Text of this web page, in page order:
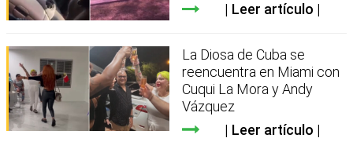
Leer artículo
La Diosa de Cuba se
reencuentra en Miami con
Cuqui La Mora y Andy
Vázquez
Leer artículo